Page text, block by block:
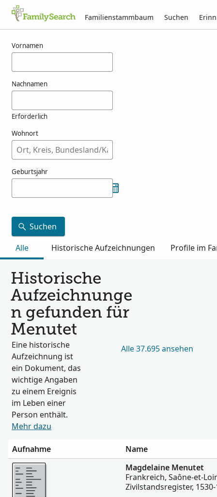
Familienstammbaum Suchen
Vornamen
Nachnamen
Erforderlich
Wohnort
Geburtsjahr
Suchen
Alle
Historische Aufzeichnungen Profile im
Historische
Aufzeichnunge
n gefunden für
Menutet
Eine historische
Aufzeichnung ist
ein Dokument, das
wichtige Angaben
zu einem Ereignis
im Leben einer
Person enthält.
Mehr dazu
Alle 37.695 ansehen
Aufnahme
Name
Mehr
Magdelaine Menutet
Frankreich, Saône-et-
Zivilstandsregister,